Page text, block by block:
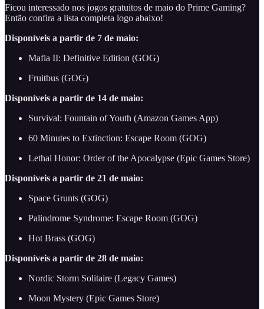
Ficou interessado nos jogos gratuitos de maio do Prime Gaming?
Então confira a lista completa logo abaixo!
Disponíveis a partir de 7 de maio:
Mafia II: Definitive Edition (GOG)
Fruitbus (GOG)
Disponíveis a partir de 14 de maio:
Survival: Fountain of Youth (Amazon Games App)
60 Minutes to Extinction: Escape Room (GOG)
Lethal Honor: Order of the Apocalypse (Epic Games Store)
Disponíveis a partir de 21 de maio:
Space Grunts (GOG)
Palindrome Syndrome: Escape Room (GOG)
Hot Brass (GOG)
Disponíveis a partir de 28 de maio:
Nordic Storm Solitaire (Legacy Games)
Moon Mystery (Epic Games Store)